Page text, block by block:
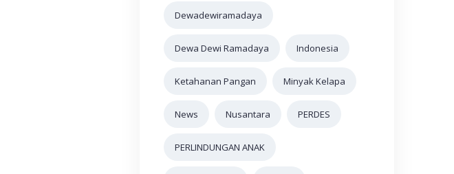
Dewadewiramadaya
Dewa Dewi Ramadaya Indonesia
Ketahanan Pangan Minyak Kelapa
News Nusantara PERDES
PERLINDUNGAN ANAK